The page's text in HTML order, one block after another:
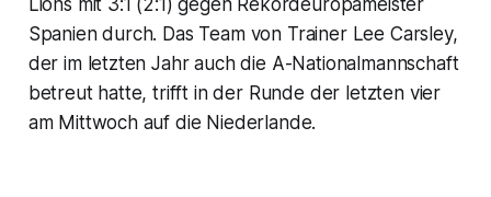
Lions mit 3:1 (2:1) gegen Rekordeuropameister
Spanien durch. Das Team von Trainer Lee Carsley,
der im letzten Jahr auch die A-Nationalmannschaft
betreut hatte, trifft in der Runde der letzten vier
am Mittwoch auf die Niederlande.